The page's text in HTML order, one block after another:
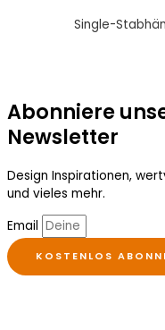
Single-
Abonniere
Newsletter
Design Inspirationen,
und vieles mehr.
Email
KOSTENLOS